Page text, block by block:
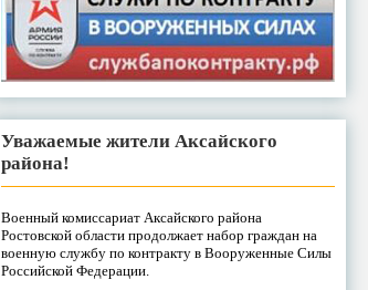
Уважаемые жители Аксайского
района!
Военный комиссариат Аксайского района
Ростовской области продолжает набор граждан на
военную службу по контракту в Вооруженные Силы
Российской Федерации.